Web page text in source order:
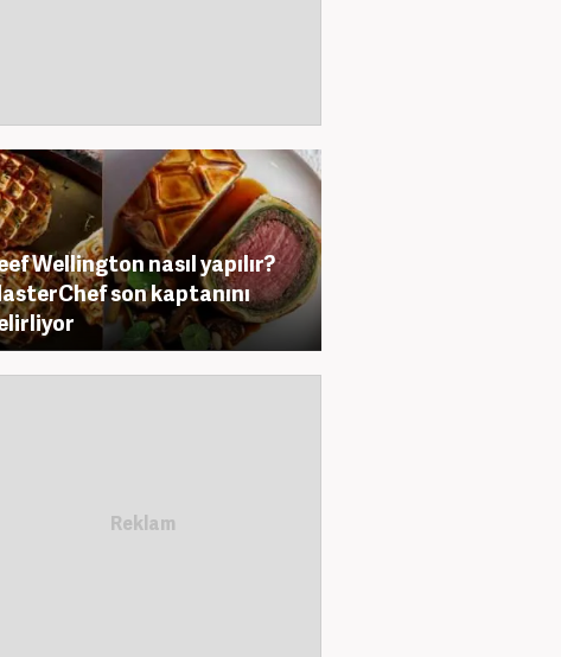
Wellington nasıl yapılır?
son kaptanını